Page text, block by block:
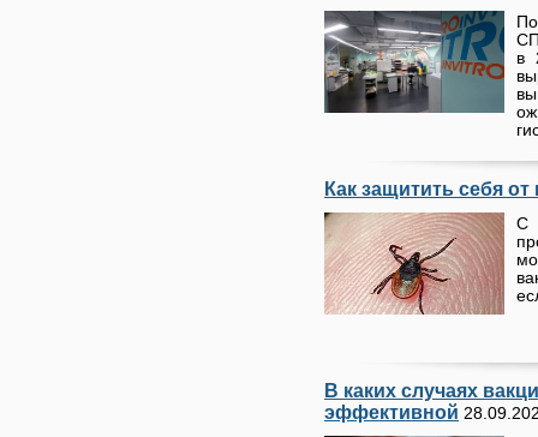
в
Как защитить себя
С
В каких случаях
эффективной